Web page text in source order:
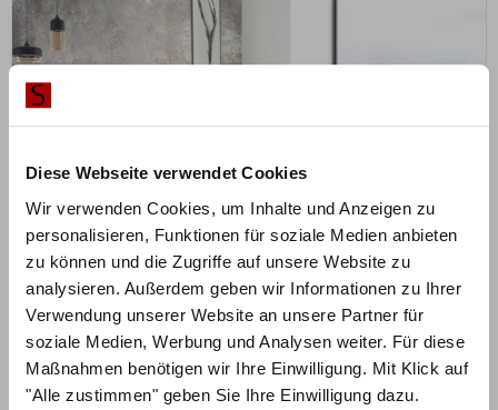
Diese Webseite verwendet Cookies
Wir verwenden Cookies, um Inhalte und Anzeigen zu
personalisieren, Funktionen für soziale Medien anbieten
zu können und die Zugriffe auf unsere Website zu
analysieren. Außerdem geben wir Informationen zu Ihrer
Verwendung unserer Website an unsere Partner für
soziale Medien, Werbung und Analysen weiter. Für diese
Maßnahmen benötigen wir Ihre Einwilligung. Mit Klick auf
"Alle zustimmen" geben Sie Ihre Einwilligung dazu.
ZUM PRODUKT
Slitto Cussina Bett – Oak-Line Modul 18
Holz & Polsterfarbe konfigurierbar